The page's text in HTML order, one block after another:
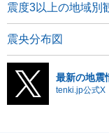
震度3以上の地域別
震央分布図
最新の地震
tenki.jp公式X